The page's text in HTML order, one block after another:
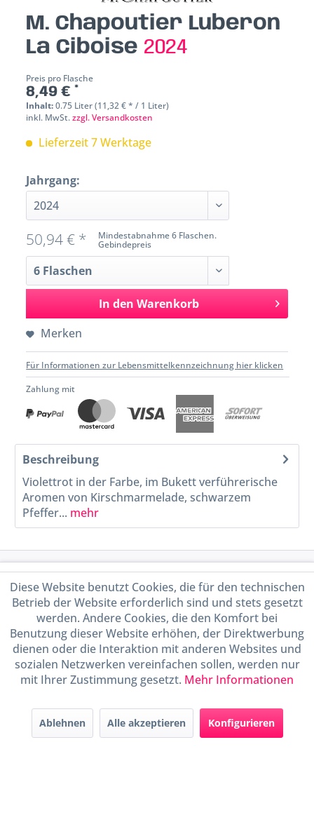
M. Chapoutier Luberon
La Ciboise 2024
Preis pro Flasche
8,49 € *
Inhalt:0.75 Liter (11,32 € * / 1 Liter)
inkl. MwSt.zzgl. Versandkosten
Lieferzeit 7 Werktage
Jahrgang:
Mindestabnahme 6 Flaschen.
Gebindepreis
50,94 € *
In den Warenkorb
Merken
Für Informationen zur Lebensmittelkennzeichnung hier klicken
Zahlung mit
Beschreibung
Violettrot in der Farbe, im Bukett verführerische
Aromen von Kirschmarmelade, schwarzem
Pfeffer... mehr
Service Hotline
Shop Service
Informationen
Handel mit BIO-Weinen
durch DE-ÖKO-009
Diese Website benutzt Cookies, die für den technischen
Betrieb der Website erforderlich sind und stets gesetzt
werden. Andere Cookies, die den Komfort bei
Benutzung dieser Website erhöhen, der Direktwerbung
dienen oder die Interaktion mit anderen Websites und
sozialen Netzwerken vereinfachen sollen, werden nur
mit Ihrer Zustimmung gesetzt. Mehr Informationen
Ablehnen Alle akzeptieren Konfigurieren